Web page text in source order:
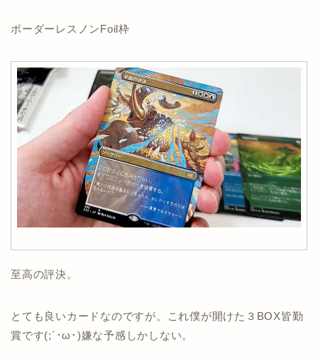
ボーダーレスノンFoil枠
至高の評決。
とても良いカードなのですが。これ僕が開けた３BOX皆勤
賞です(;´･ω･)嫌な予感しかしない。